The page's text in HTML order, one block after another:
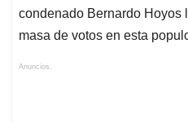
condenado Bernardo Hoyos
masa de votos en esta
Anuncios.